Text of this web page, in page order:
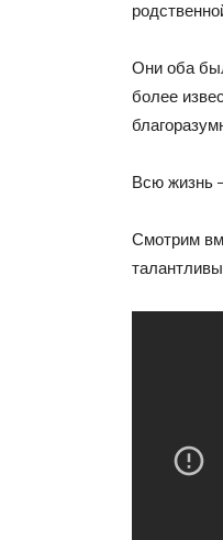
Они оба
более
Всю жизнь
Смотрим